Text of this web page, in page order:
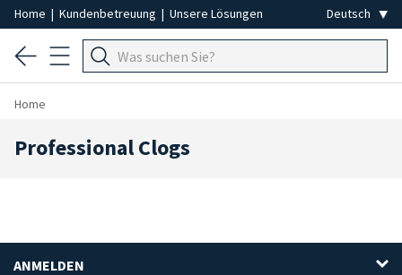
Home | Kundenbetreuung | Unsere Lösungen
Home
Professional Clogs
ANMELDEN